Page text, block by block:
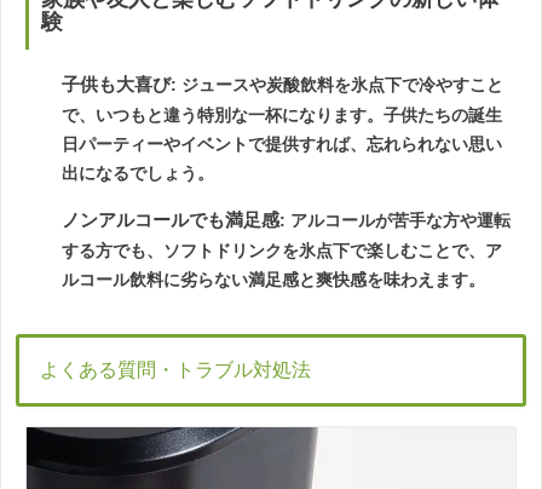
験
子供も大喜び: ジュースや炭酸飲料を氷点下で冷やすこと
で、いつもと違う特別な一杯になります。子供たちの誕生
日パーティーやイベントで提供すれば、忘れられない思い
出になるでしょう。
ノンアルコールでも満足感: アルコールが苦手な方や運転
する方でも、ソフトドリンクを氷点下で楽しむことで、ア
ルコール飲料に劣らない満足感と爽快感を味わえます。
よくある質問・トラブル対処法